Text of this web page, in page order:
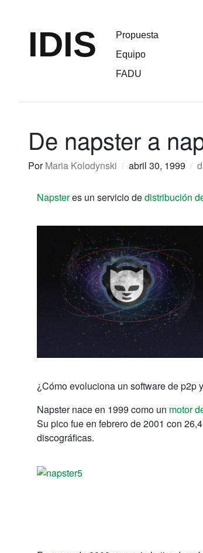
IDIS
Propuesta
Equipo
FADU
De napster a
PorMaria Kolodynski / abril 30, 1999 /
Napsteres un servicio dedistribución
¿Cómo evoluciona un software de p2p
Napster nace en 1999 como un motor
Su pico fue en febrero de 2001 con
discográficas.